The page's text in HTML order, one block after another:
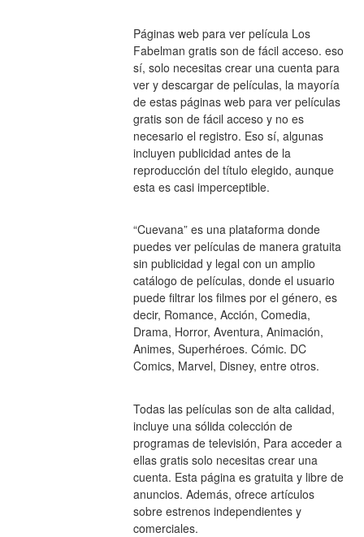
Páginas web para ver película Los
Fabelman gratis son de fácil acceso. eso
sí, solo necesitas crear una cuenta para
ver y descargar de películas, la mayoría
de estas páginas web para ver películas
gratis son de fácil acceso y no es
necesario el registro. Eso sí, algunas
incluyen publicidad antes de la
reproducción del título elegido, aunque
esta es casi imperceptible.
“Cuevana” es una plataforma donde
puedes ver películas de manera gratuita
sin publicidad y legal con un amplio
catálogo de películas, donde el usuario
puede filtrar los filmes por el género, es
decir, Romance, Acción, Comedia,
Drama, Horror, Aventura, Animación,
Animes, Superhéroes. Cómic. DC
Comics, Marvel, Disney, entre otros.
Todas las películas son de alta calidad,
incluye una sólida colección de
programas de televisión, Para acceder a
ellas gratis solo necesitas crear una
cuenta. Esta página es gratuita y libre de
anuncios. Además, ofrece artículos
sobre estrenos independientes y
comerciales.